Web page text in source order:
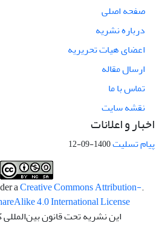
صفحه اصلی
درباره نشریه
اعضای هیات تحریریه
ارسال مقاله
تماس با ما
نقشه سایت
اخبار و اعلانات
پیام تسلیت1400-09-12
.This work is licensed under a
Creative Commons Attribution-
4.0 International License
این نشریه تحت قانون